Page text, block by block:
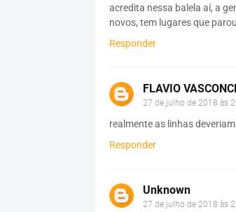
acredita nessa balela aí, a
novos, tem lugares que
Responder
FLAVIO
27 de julho de 2018 às
realmente as linhas
Responder
Unknown
27 de julho de 2018 às